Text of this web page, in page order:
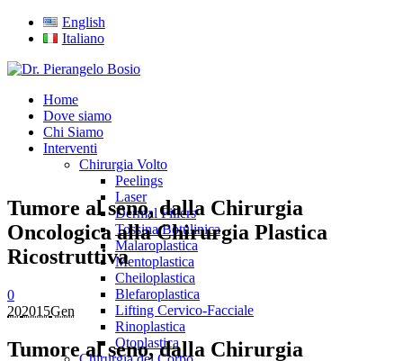
English
Italiano
Home
Dove siamo
Chi Siamo
Interventi
Chirurgia Volto
Peelings
Laser
Dermal Fillers
Tossina Botulinica
Malaroplastica
Mentoplastica
Cheiloplastica
Blefaroplastica
Lifting Cervico-Facciale
Rinoplastica
Otoplastica
Tumore al seno, dalla Chirurgia
Oncologica alla Chirurgia Plastica
Ricostruttiva
0
202015Gen
Tumore al seno, dalla Chirurgia